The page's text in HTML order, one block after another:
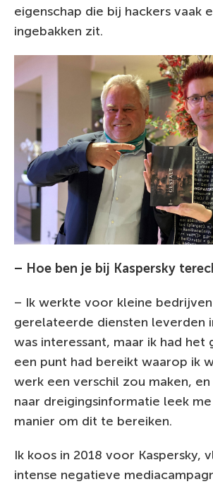
eigenschap die bij hackers vaak
ingebakken zit.
– Hoe ben je bij Kaspersky
– Ik werkte voor kleine
gerelateerde diensten leverden
was interessant, maar ik had het
een punt had bereikt waarop ik
werk een verschil zou maken,
naar dreigingsinformatie leek
manier om dit te bereiken.
Ik koos in 2018 voor Kaspersky,
intense negatieve